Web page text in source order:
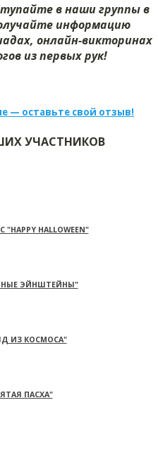
в наши группы в
информацию
онлайн-викторинах
из первых рук!
— оставьте свой отзыв!
УЧАСТНИКОВ
HALLOWEEN"
ЭЙНШТЕЙНЫ"
ИЗ КОСМОСА"
ПАСХА"